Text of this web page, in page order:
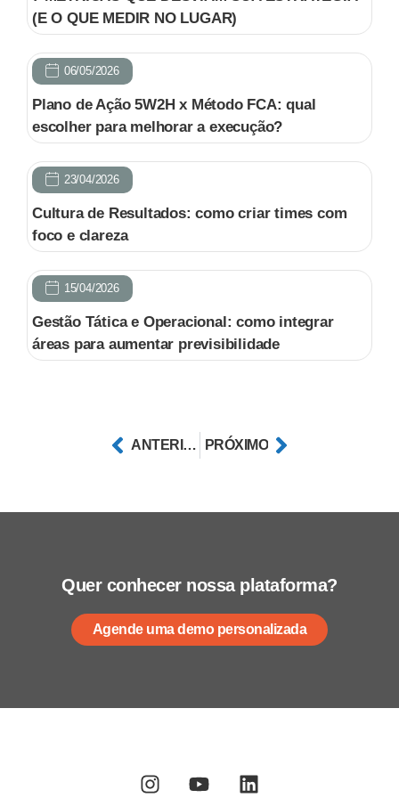
(E O QUE MEDIR NO LUGAR)
06/05/2026
Plano de Ação 5W2H x Método FCA: qual
escolher para melhorar a execução?
23/04/2026
Cultura de Resultados: como criar times com
foco e clareza
15/04/2026
Gestão Tática e Operacional: como integrar
áreas para aumentar previsibilidade
ANTERIOR PRÓXIMO
Quer conhecer nossa plataforma?
Agende uma demo personalizada